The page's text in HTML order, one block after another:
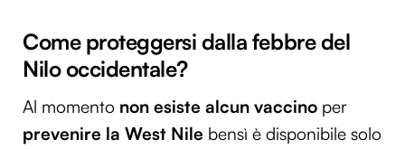
Come proteggersi dalla febbre del
Nilo occidentale?
Al momento non esiste alcun vaccino per
prevenire la West Nile bensì è disponibile solo